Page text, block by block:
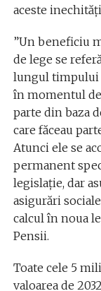
aceste
”Un beneficiu
de lege se
lungul timpului
în momentul de
parte din baza
care făceau
Atunci ele se
permanent
legislație, dar
asigurări
calcul în noua
Pensii.
Toate cele 5
valoarea de